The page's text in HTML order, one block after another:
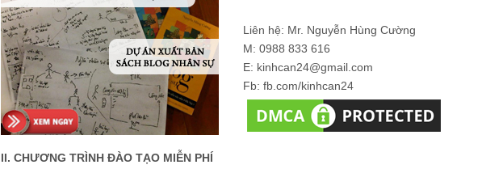
II. CHƯƠNG TRÌNH ĐÀO TẠO MIỄN PHÍ
Liên hệ: Mr. Nguyễn Hùng Cường
M: 0988 833 616
E: kinhcan24@gmail.com
Fb: fb.com/kinhcan24